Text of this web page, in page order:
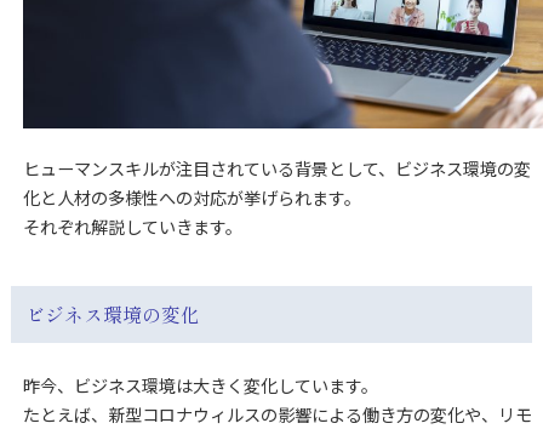
ヒューマンスキルが注目されている背景として、ビジネス環境の変
化と人材の多様性への対応が挙げられます。
それぞれ解説していきます。
ビジネス環境の変化
昨今、ビジネス環境は大きく変化しています。
たとえば、新型コロナウィルスの影響による働き方の変化や、リモ